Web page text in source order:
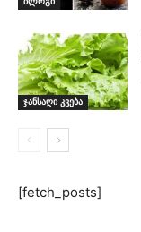
ჯანსაღი კვება
[fetch_posts]